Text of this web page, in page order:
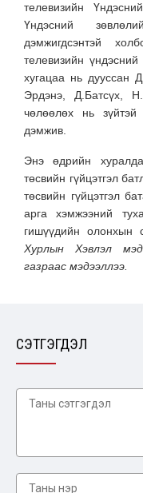
телевизийн
Үндэсний
дэмжигдсэнтэй
телевизийн
хугацаа нь дууссан
Эрдэнэ, Д.Батсүх,
чөлөөлөх нь
дэмжив.
Энэ өдрийн
төсвийн гүйцэтгэл
төсвийн гүйцэтгэл
арга хэмжээний
гишүүдийн олонхын
Хурлын Хэвлэл
газраас мэдээллээ.
СЭТГЭГДЭЛ